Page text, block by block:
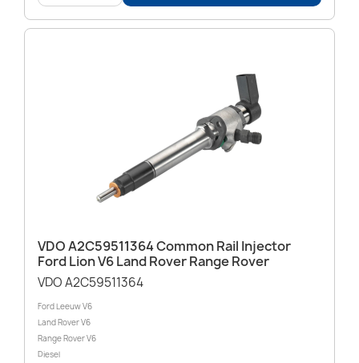
VDO A2C59511364 Common Rail Injector
Ford Lion V6 Land Rover Range Rover
VDO A2C59511364
Ford Leeuw V6
Land Rover V6
Range Rover V6
Diesel